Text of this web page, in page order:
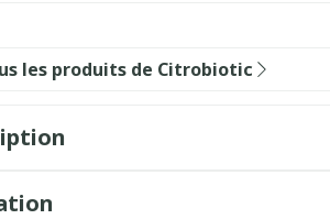
les produits de Citrobiotic